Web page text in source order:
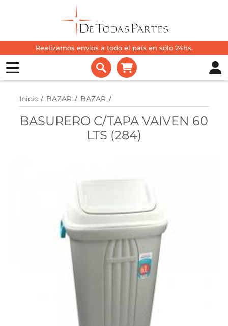
Realizamos envíos a todo el país en sólo 24hs.
Inicio / BAZAR / BAZAR /
BASURERO C/TAPA VAIVEN 60
LTS (284)